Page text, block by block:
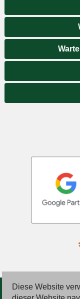
© 2026 Deutsche
Diese Website